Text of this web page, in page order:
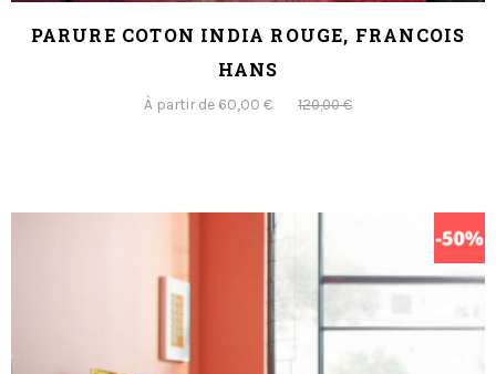
PARURE COTON INDIA ROUGE, FRANCOIS
HANS
À partir de 60,00 € 120,00 €